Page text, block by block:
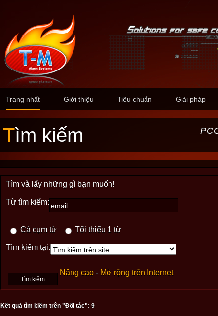
Trang nhất Giới thiệu Tiêu chuẩn Giải pháp
Tìm kiếm
Tìm và lấy những gì bạn muốn!
Từ tìm kiếm:
Cả cụm từ Tối thiểu 1 từ
Tìm kiếm tại:
Nâng cao - Mở rộng trên Internet
Kết quả tìm kiếm trên "Đối tác": 9